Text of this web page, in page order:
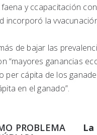
y ccapacitación con
incorporó la
de bajar las
“mayores ganancias
per cápita de los
en el ganado”.
PROBLEMA